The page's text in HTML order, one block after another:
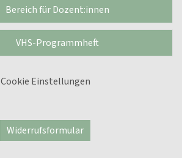
Bereich für Dozent:innen
VHS-Programmheft
Cookie Einstellungen
Widerrufsformular